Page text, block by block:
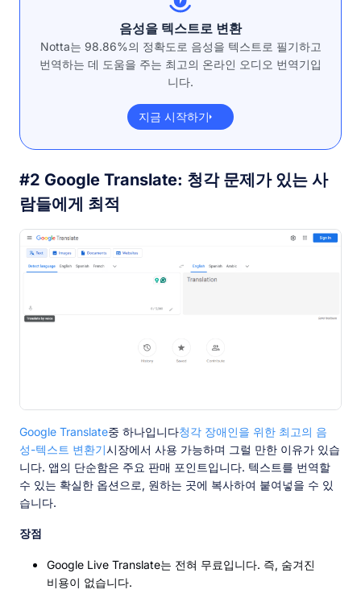
음성을 텍스트로 변환
Notta는 98.86%의 정확도로 음성을 텍스트로 필기하고
번역하는 데 도움을 주는 최고의 온라인 오디오 번역기입
니다.
지금 시작하기
#2 Google Translate: 청각 문제가 있는 사
람들에게 최적
Google Translate중 하나입니다청각 장애인을 위한 최고의 음
성-텍스트 변환기시장에서 사용 가능하며 그럴 만한 이유가 있습
니다. 앱의 단순함은 주요 판매 포인트입니다. 텍스트를 번역할
수 있는 확실한 옵션으로, 원하는 곳에 복사하여 붙여넣을 수 있
습니다.
장점
Google Live Translate는 전혀 무료입니다. 즉, 숨겨진
비용이 없습니다.